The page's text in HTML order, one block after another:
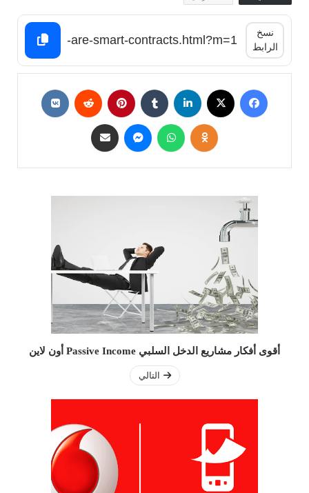
نسخ
الرابط
أقوى أفكار مشاريع الدخل السلبي Passive Income أون لاين
التالي